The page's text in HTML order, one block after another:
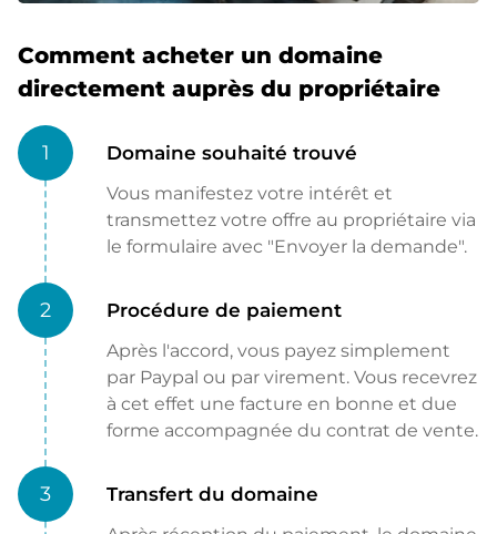
Comment acheter un domaine
directement auprès du propriétaire
1 Domaine souhaité trouvé
Vous manifestez votre intérêt et
transmettez votre offre au propriétaire via
le formulaire avec "Envoyer la demande".
2 Procédure de paiement
Après l'accord, vous payez simplement
par Paypal ou par virement. Vous recevrez
à cet effet une facture en bonne et due
forme accompagnée du contrat de vente.
3 Transfert du domaine